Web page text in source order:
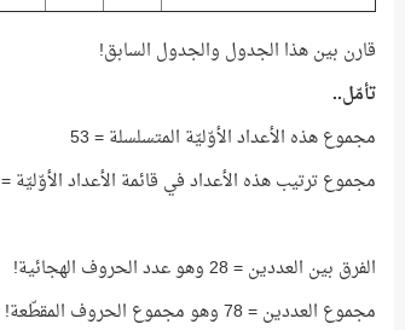
قارن بين هذا الجدول والجدول السابق!
تأمّل..
مجموع هذه الأعداد الأوّليّة المتسلسلة = 53
مجموع ترتيب هذه الأعداد في قائمة الأعداد الأوّليّة = 25
الفرق بين العددين = 28 وهو عدد الحروف الهجائية!
مجموع العددين = 78 وهو مجموع الحروف المقطّعة!